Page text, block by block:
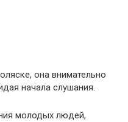
она внимательно
начала слушания.
молодых людей,